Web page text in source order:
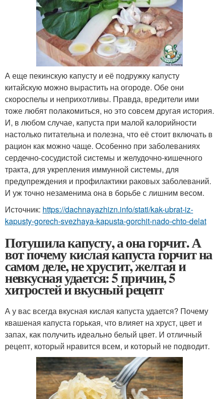
А еще пекинскую капусту и её подружку капусту
китайскую можно вырастить на огороде. Обе они
скороспелы и неприхотливы. Правда, вредители ими
тоже любят полакомиться, но это совсем другая история.
И, в любом случае, капуста при малой калорийности
настолько питательна и полезна, что её стоит включать в
рацион как можно чаще. Особенно при заболеваниях
сердечно-сосудистой системы и желудочно-кишечного
тракта, для укрепления иммунной системы, для
предупреждения и профилактики раковых заболеваний.
И уж точно незаменима она в борьбе с лишним весом.
Источник: https://dachnayazhizn.info/stati/kak-ubrat-iz-
kapusty-gorech-svezhaya-kapusta-gorchit-nado-chto-delat
Потушила капусту, а она горчит. А
вот почему кислая капуста горчит на
самом деле, не хрустит, желтая и
невкусная удается: 5 причин, 5
хитростей и вкусный рецепт
А у вас всегда вкусная кислая капуста удается? Почему
квашеная капуста горькая, что влияет на хруст, цвет и
запах, как получить идеально белый цвет. И отличный
рецепт, который нравится всем, и который не подводит.